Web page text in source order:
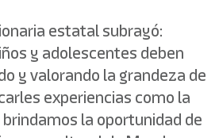
estatal subrayó:
y adolescentes deben
y valorando la grandeza de
experiencias como la
la oportunidad de